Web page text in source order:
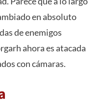
en absoluto
de enemigos
ahora es atacada
con cámaras.